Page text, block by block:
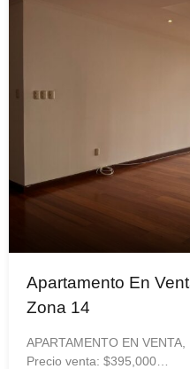
Apartamento En
Zona 14
APARTAMENTO EN
Precio venta: $395,000…